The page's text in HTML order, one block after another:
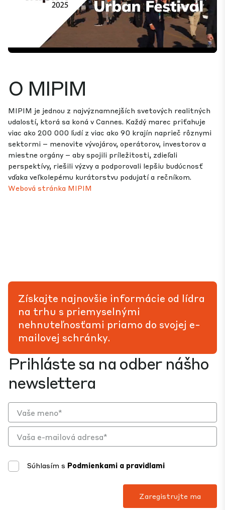
Mute Settings
Play
O MIPIM
MIPIM je jednou z najvýznamnejších svetových realitných
udalostí, ktorá sa koná v Cannes. Každý marec priťahuje
viac ako 200 000 ľudí z viac ako 90 krajín naprieč rôznymi
sektormi – menovite vývojárov, operátorov, investorov a
miestne orgány – aby spojili príležitosti, zdieľali
perspektívy, riešili výzvy a podporovali lepšiu budúcnosť
vďaka veľkolepému kurátorstvu podujatí a rečníkom.
Webová stránka MIPIM
Prihláste sa na odber nášho
newslettera
Súhlasím s Podmienkami a pravidlami
Získajte najnovšie informácie od lídra
na trhu s priemyselnými
nehnuteľnosťami priamo do svojej e-
mailovej schránky.